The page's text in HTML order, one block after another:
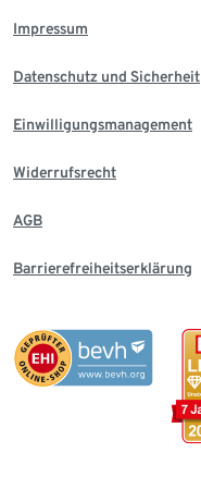
Impressum
Datenschutz und Sicherheit
Einwilligungsmanagement
Widerrufsrecht
AGB
Barrierefreiheitserklärung